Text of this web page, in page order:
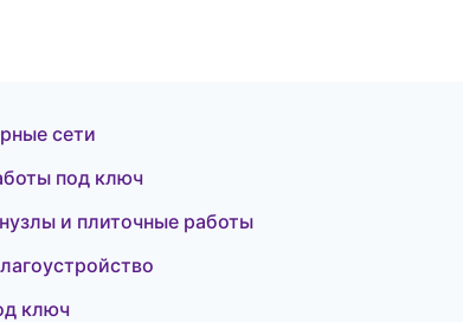
сети
под ключ
и плиточные работы
ключ